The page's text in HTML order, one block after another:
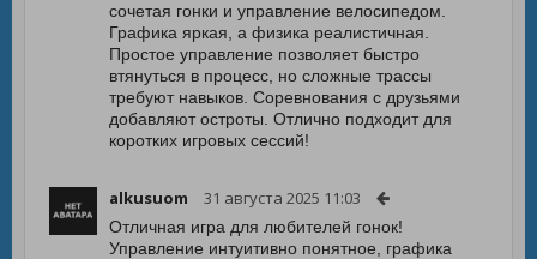
сочетая гонки и управление велосипедом.
Графика яркая, а физика реалистичная.
Простое управление позволяет быстро
втянуться в процесс, но сложные трассы
требуют навыков. Соревнования с друзьями
добавляют остроты. Отлично подходит для
коротких игровых сессий!
alkusuom 31 августа 2025 11:03
Отличная игра для любителей гонок!
Управление интуитивно понятное, графика